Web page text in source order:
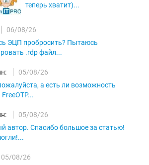
теперь хватит)...
06/08/26
ЭЦП пробросить? Пытаюсь
.rdp файл...
05/08/26
а есть ли возможность
05/08/26
автор. Спасибо большое за статью!
05/08/26